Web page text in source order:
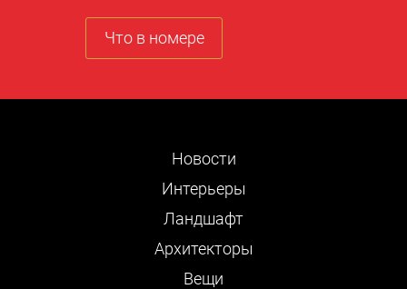
Что в номере
Новости
Интерьеры
Ландшафт
Архитекторы
Вещи